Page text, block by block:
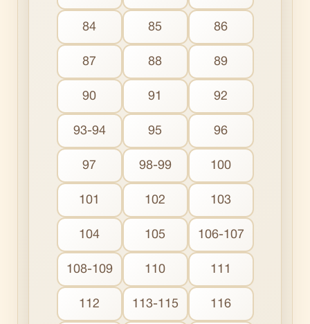
84 85 86
87 88 89
90 91 92
93-94 95 96
97 98-99 100
101 102 103
104 105 106-107
108-109 110 111
112 113-115 116